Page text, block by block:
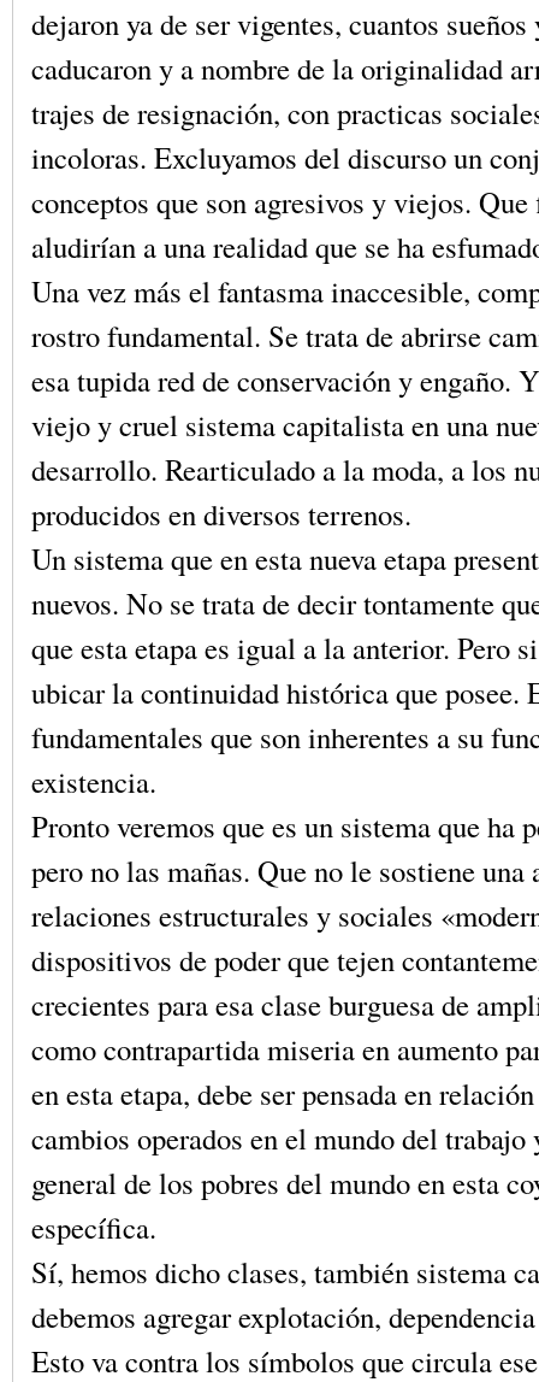
dejaron ya de ser vigentes, cuantos sueños
caducaron y a nombre de la originalidad
trajes de resignación, con practicas
incoloras. Excluyamos del discurso un
conceptos que son agresivos y viejos.
aludirían a una realidad que se ha
Una vez más el fantasma inaccesible,
rostro fundamental. Se trata de abrirse
esa tupida red de conservación y engaño.
viejo y cruel sistema capitalista en una
desarrollo. Rearticulado a la moda, a los
producidos en diversos terrenos.
Un sistema que en esta nueva etapa
nuevos. No se trata de decir tontamente
que esta etapa es igual a la anterior. Pero
ubicar la continuidad histórica que posee.
fundamentales que son inherentes a su
existencia.
Pronto veremos que es un sistema que ha
pero no las mañas. Que no le sostiene una
relaciones estructurales y sociales
dispositivos de poder que tejen
crecientes para esa clase burguesa de
como contrapartida miseria en aumento
en esta etapa, debe ser pensada en
cambios operados en el mundo del
general de los pobres del mundo en esta
específica.
Sí, hemos dicho clases, también sistema
debemos agregar explotación,
Esto va contra los símbolos que circula